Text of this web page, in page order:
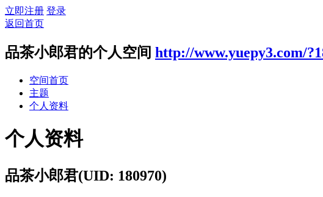
立即注册 登录
返回首页
品茶小郎君的个人空间 http://www.yuepy3.com/
空间首页
主题
个人资料
个人资料
品茶小郎君(UID: 180970)